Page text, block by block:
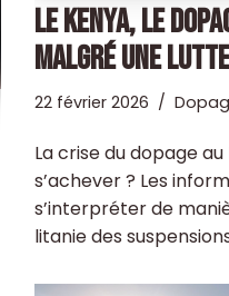
LE KENYA, LE
MALGRÉ UNE
22 février 2026
La crise du dopage
s’achever ? Les
s’interpréter de
litanie des